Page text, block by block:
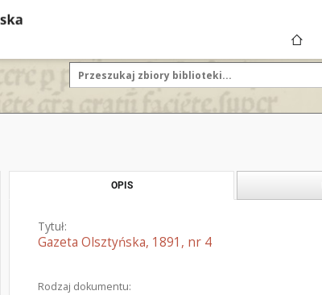
OPIS
Tytuł:
Gazeta Olsztyńska, 1891, nr 4
Rodzaj dokumentu: